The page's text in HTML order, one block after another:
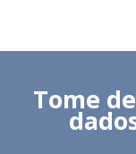
Tome